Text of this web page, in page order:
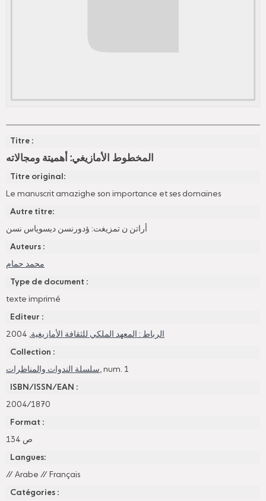
Titre :
المخطوط الأمازيغي: أهميتة ومجالاته
Titre original:
Le manuscrit amazighe son importance et ses domaines
Autre titre:
أراتن ن تمزيغت: ؤدورنسن ديسوياس نسن
Auteurs :
محمد حمام
Type de document :
texte imprimé
Editeur :
الرباط : المعهد الملكي للثقافة الأمازيغية, 2004
Collection :
سلسلة الندوات والمناظرات, num. 1
ISBN/ISSN/EAN :
2004/1870
Format :
134 ص
Langues:
// Arabe // Français
Catégories :